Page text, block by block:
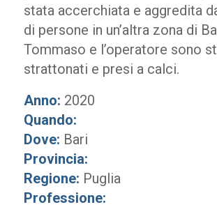
stata accerchiata e aggredita
di persone in un’altra zona di
Tommaso e l’operatore sono
strattonati e presi a calci.
Anno: 2020
Quando:
Dove: Bari
Provincia:
Regione: Puglia
Professione: